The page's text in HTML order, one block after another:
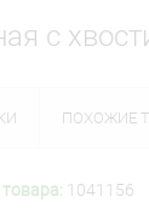
с
ПОХОЖИЕ
товара: 1041156